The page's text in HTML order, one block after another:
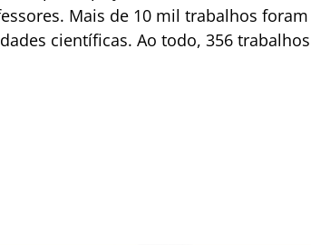
Mais de 10 mil trabalhos
científicas. Ao todo, 356